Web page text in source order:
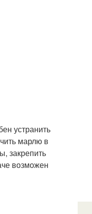
устранить
марлю в
закрепить
возможен